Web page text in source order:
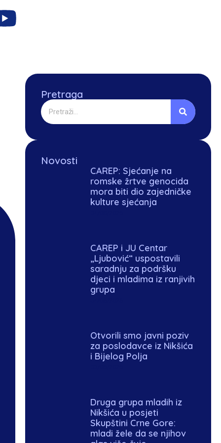
Pretraga
Novosti
CAREP: Sjećanje na
romske žrtve genocida
mora biti dio zajedničke
kulture sjećanja
CAREP i JU Centar
„Ljubović“ uspostavili
saradnju za podršku
djeci i mladima iz ranjivih
grupa
Otvorili smo javni poziv
za poslodavce iz Nikšića
i Bijelog Polja
Druga grupa mladih iz
Nikšića u posjeti
Skupštini Crne Gore:
mladi žele da se njihov